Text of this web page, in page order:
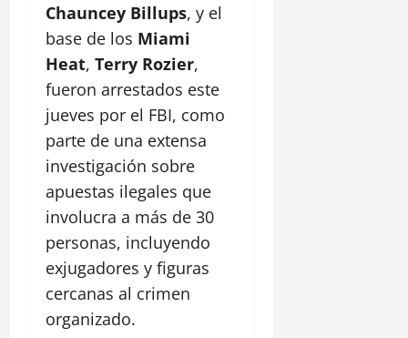
Chauncey Billups, y el
base de los Miami
Heat, Terry Rozier,
fueron arrestados este
jueves por el FBI, como
parte de una extensa
investigación sobre
apuestas ilegales que
involucra a más de 30
personas, incluyendo
exjugadores y figuras
cercanas al crimen
organizado.